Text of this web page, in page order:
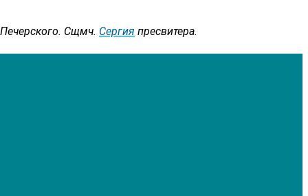
Сщмч. Сергия пресвитера.